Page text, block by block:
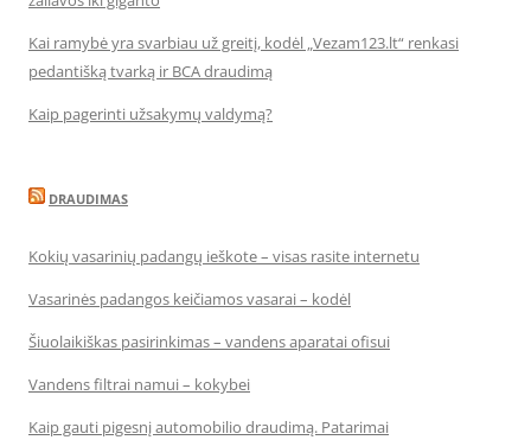
Kai ramybė yra svarbiau už greitį, kodėl „Vezam123.lt“ renkasi
pedantišką tvarką ir BCA draudimą
Kaip pagerinti užsakymų valdymą?
DRAUDIMAS
Kokių vasarinių padangų ieškote – visas rasite internetu
Vasarinės padangos keičiamos vasarai – kodėl
Šiuolaikiškas pasirinkimas – vandens aparatai ofisui
Vandens filtrai namui – kokybei
Kaip gauti pigesnį automobilio draudimą. Patarimai